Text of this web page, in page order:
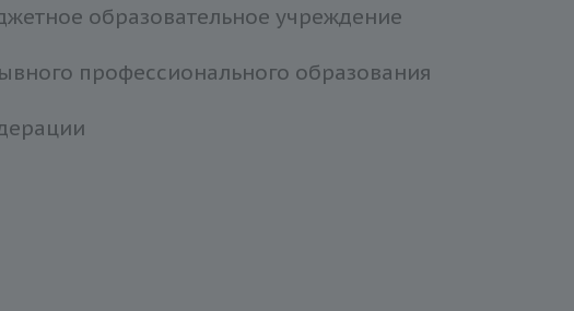
образовательное учреждение
профессионального образования